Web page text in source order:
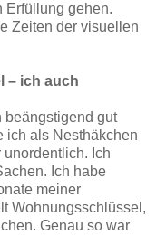
Erfüllung gehen.
Zeiten der visuellen
– ich auch
beängstigend gut
ich als Nesthäkchen
Ich
Ich habe
meiner
Wohnungsschlüssel,
Genau so war